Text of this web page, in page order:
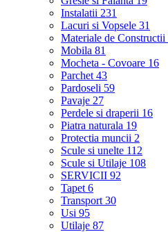
Instalatii 231
Lacuri si Vopsele 31
Materiale de Constructii
Mobila 81
Mocheta - Covoare 16
Parchet 43
Pardoseli 59
Pavaje 27
Perdele si draperii 16
Piatra naturala 19
Protectia muncii 2
Scule si unelte 112
Scule si Utilaje 108
SERVICII 92
Tapet 6
Transport 30
Usi 95
Utilaje 87